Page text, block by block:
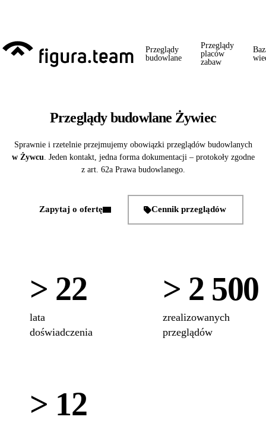
Przeglądy
budowlane
Przeglądy
placów
zabaw
Przeglądy budowlane Żywiec
Sprawnie i rzetelnie przejmujemy obowiązki przeglądów budowlanych
w Żywcu . Jeden kontakt, jedna forma dokumentacji – protokoły zgodne
z art. 62a Prawa budowlanego.
Zapytaj o ofertę Cennik przeglądów
> 22
lata
doświadczenia
> 2 500
zrealizowanych
przeglądów
> 12